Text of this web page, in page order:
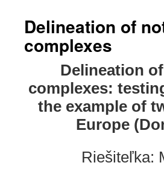
Delineation of
complexes
Delineation
complexes:
the example of
Europe
Riešiteľka: